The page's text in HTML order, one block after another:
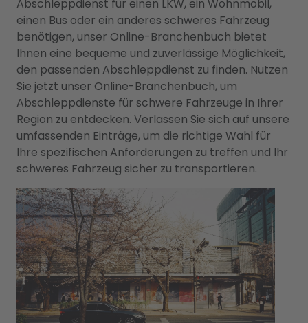
Abschleppdienst für einen LKW, ein Wohnmobil,
einen Bus oder ein anderes schweres Fahrzeug
benötigen, unser Online-Branchenbuch bietet
Ihnen eine bequeme und zuverlässige Möglichkeit,
den passenden Abschleppdienst zu finden. Nutzen
Sie jetzt unser Online-Branchenbuch, um
Abschleppdienste für schwere Fahrzeuge in Ihrer
Region zu entdecken. Verlassen Sie sich auf unsere
umfassenden Einträge, um die richtige Wahl für
Ihre spezifischen Anforderungen zu treffen und Ihr
schweres Fahrzeug sicher zu transportieren.